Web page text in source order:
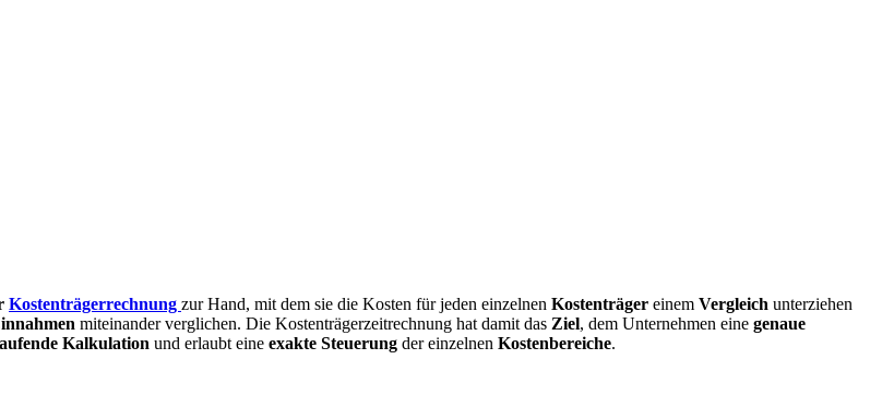
Kostenträgerrechnung zur Hand, mit dem sie die Kosten für jeden einzelnen Kostenträger einem Vergleich unterziehen
miteinander verglichen. Die Kostenträgerzeitrechnung hat damit das Ziel, dem Unternehmen eine genaue
Kalkulation und erlaubt eine exakte Steuerung der einzelnen Kostenbereiche.